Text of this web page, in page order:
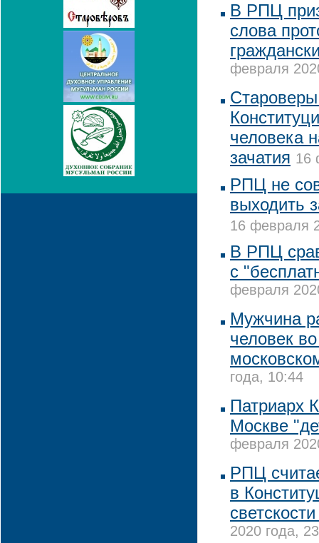
В РПЦ
слова
февраля
человека
зачатия 16
РПЦ не
выходить
16 февраля
В РПЦ
с
февраля
Мужчина
человек
года, 10:44
Патриарх
Москве
февраля
РПЦ
в
2020 года,